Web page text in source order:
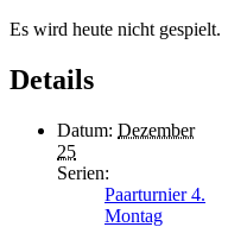
Es wird heute nicht gespielt.
Details
Datum: Dezember
25
Serien:
Paarturnier 4.
Montag